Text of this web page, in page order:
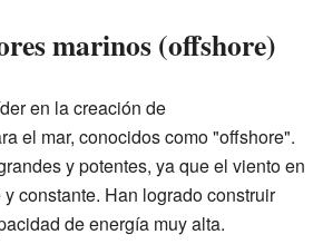
marinos (offshore)
en la creación de
el mar, conocidos como "offshore".
y potentes, ya que el viento en
constante. Han logrado construir
de energía muy alta.